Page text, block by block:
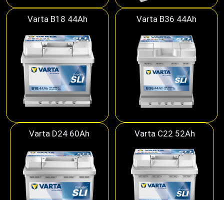
Varta B18 44Ah Varta B36 44Ah
Varta D24 60Ah Varta C22 52Ah